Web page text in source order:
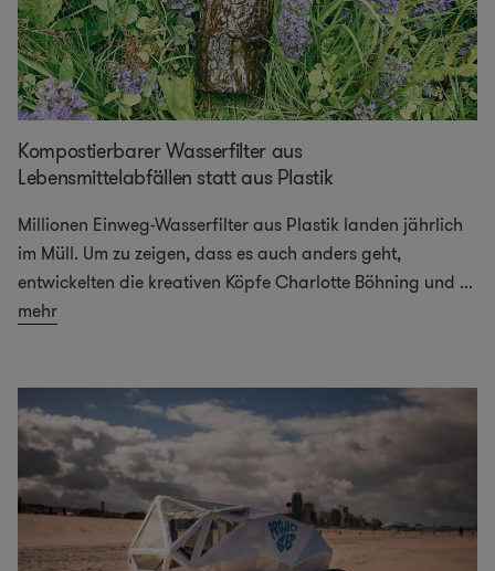
Kompostierbarer Wasserfilter aus
Lebensmittelabfällen statt aus Plastik
Millionen Einweg-Wasserfilter aus Plastik landen jährlich
im Müll. Um zu zeigen, dass es auch anders geht,
entwickelten die kreativen Köpfe Charlotte Böhning und ...
mehr